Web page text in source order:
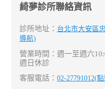
綺夢診所聯絡資訊
診所地址： 台北市大安區
導航)
營業時間：週一至週六
週日休診
客服電話： 02-27791012(